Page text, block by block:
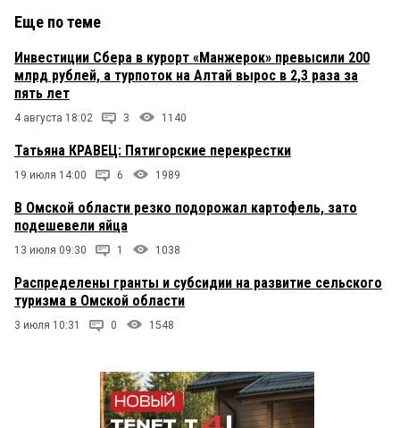
Еще по теме
Инвестиции Сбера в курорт «Манжерок» превысили 200
млрд рублей, а турпоток на Алтай вырос в 2,3 раза за
пять лет
4 августа 18:02 3 1140
Татьяна КРАВЕЦ: Пятигорские перекрестки
19 июля 14:00 6 1989
В Омской области резко подорожал картофель, зато
подешевели яйца
13 июля 09:30 1 1038
Распределены гранты и субсидии на развитие сельского
туризма в Омской области
3 июля 10:31 0 1548